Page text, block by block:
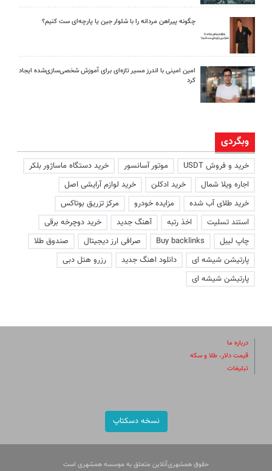
چگونه پیراهن مردانه را با شلوار جین یا پارچه‌ای ست کنیم؟
امین امینی با اندرز مسیر تازه‌ای برای آموزش شخصی‌سازی‌شده ایجاد
کرد
وبگردی
خرید و فروش USDT موتور آسانسور
خرید دستگاه ماساژور بلکر
اجاره ویلا شمال
خرید ادکلن
خرید لوازم آرایشی اصل
خرید طلای آب شده
مزایده خودرو
مرکز تزریق بوتاکس
استند تسلیت
اخذ رتبه آهنگ جدید
خرید دوچرخه برقی
چاپ لیبل
Buy backlinks صرافی ارز دیجیتال
صندوق طلا
پارتیشن شیشه ای
دانلود اهنگ جدید
رزرو هتل دبی
پارتیشن شیشه ای
درباره ما
قیمت دلار، طلا و سکه
تبلیغات
نسخه دسکتاپ
حقوق همشهری‌آنلاین متعلق به موسسه همشهری است